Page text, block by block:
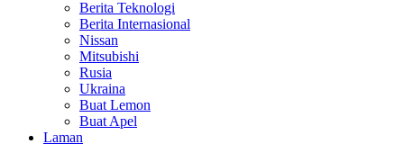
Berita Teknologi
Berita Internasional
Nissan
Mitsubishi
Rusia
Ukraina
Buat Lemon
Buat Apel
Laman